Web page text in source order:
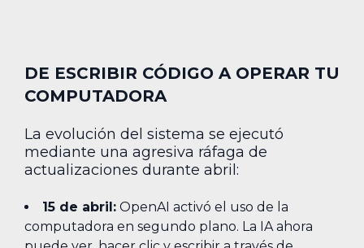
DE ESCRIBIR CÓDIGO A OPERAR TU
COMPUTADORA
La evolución del sistema se ejecutó
mediante una agresiva ráfaga de
actualizaciones durante abril:
15 de abril: OpenAI activó el uso de la
computadora en segundo plano. La IA ahora